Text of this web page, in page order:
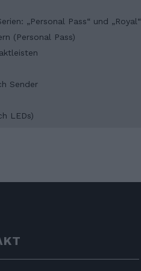
„Personal Pass“ und „Royal“
(Personal Pass)
Sender
LEDs)